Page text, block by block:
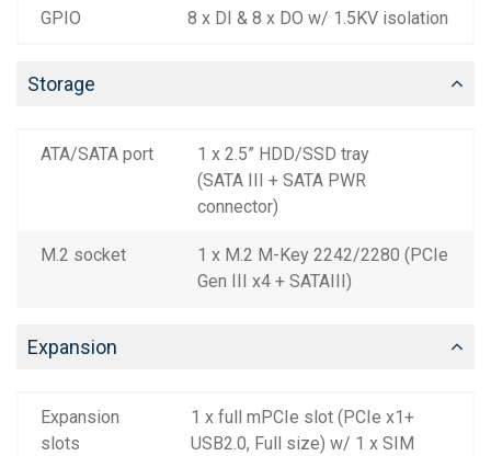
GPIO 8 x DI & 8 x DO w/ 1.5KV isolation
Storage
ATA/SATA port
1 x 2.5” HDD/SSD tray
(SATA III + SATA PWR
connector)
M.2 socket
1 x M.2 M-Key 2242/2280 (PCIe
Gen III x4 + SATAIII)
Expansion
Expansion
slots
1 x full mPCIe slot (PCIe x1+
USB2.0, Full size) w/ 1 x SIM